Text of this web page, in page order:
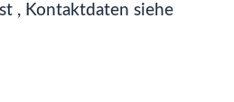
, Kontaktdaten siehe